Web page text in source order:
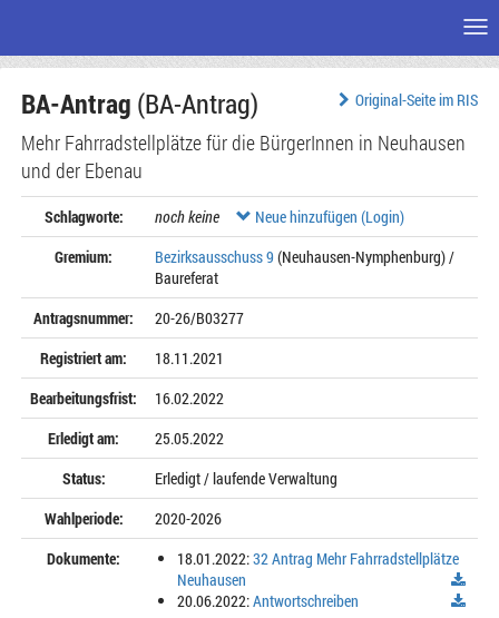
Seiteninhalt
Original-Seite im RIS
BA-Antrag (BA-Antrag)
Mehr Fahrradstellplätze für die BürgerInnen in Neuhausen
und der Ebenau
Schlagworte: noch keine
Neue hinzufügen (Login)
Gremium:
Bezirksausschuss 9 (Neuhausen-Nymphenburg) /
Baureferat
Antragsnummer:
20-26/B03277
Registriert am:
18.11.2021
Bearbeitungsfrist:
16.02.2022
Erledigt am:
25.05.2022
Status:
Erledigt / laufende Verwaltung
Wahlperiode:
2020-2026
Dokumente:
18.01.2022:32 Antrag Mehr Fahrradstellplätze
Neuhausen
20.06.2022:Antwortschreiben